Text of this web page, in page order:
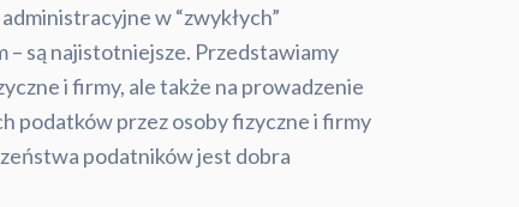
w “zwykłych”
są najistotniejsze. Przedstawiamy
i firmy, ale także na prowadzenie
podatków przez osoby fizyczne i firmy
podatników jest dobra